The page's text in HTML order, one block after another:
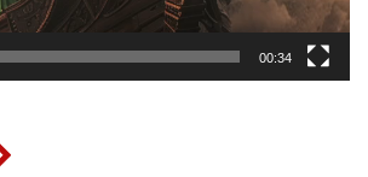
00:34